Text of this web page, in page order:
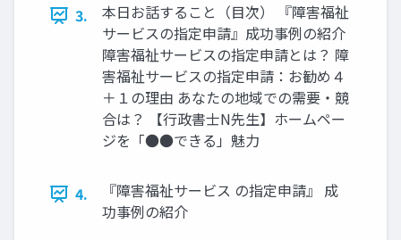
3.
本日お話すること（目次） 『障害福祉
サービスの指定申請』成功事例の紹介
障害福祉サービスの指定申請とは？ 障
害福祉サービスの指定申請：お勧め４
＋１の理由 あなたの地域での需要・競
合は？ 【行政書士N先生】ホームペー
ジを「●●できる」魅力
4.
『障害福祉サービス の指定申請』 成
功事例の紹介